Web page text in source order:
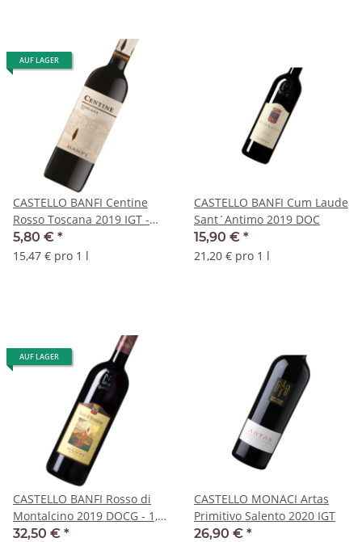
AUF LAGER
CASTELLO BANFI Centine
Rosso Toscana 2019 IGT -
0,375 Liter
5,80 € *
15,47 € pro 1 l
CASTELLO BANFI Cum Laude
Sant´Antimo 2019 DOC
15,90 € *
21,20 € pro 1 l
AUF LAGER
CASTELLO BANFI Rosso di
Montalcino 2019 DOCG - 1,5
Liter Magnum
32,50 € *
CASTELLO MONACI Artas
Primitivo Salento 2020 IGT
26,90 € *